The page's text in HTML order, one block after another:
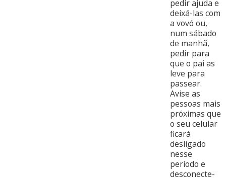
pedir ajuda e
deixá-las com
a vovó ou,
num sábado
de manhã,
pedir para
que o pai as
leve para
passear.
Avise as
pessoas mais
próximas que
o seu celular
ficará
desligado
nesse
período e
desconecte-